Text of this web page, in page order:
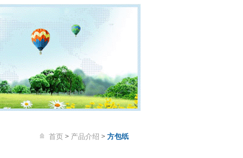
首页 > 产品介绍 > 方包纸